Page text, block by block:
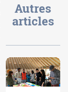
Autres
articles